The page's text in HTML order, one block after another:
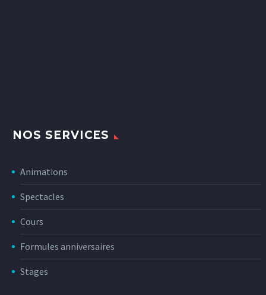
NOS SERVICES
Animations
Spectacles
Cours
Formules anniversaires
Stages